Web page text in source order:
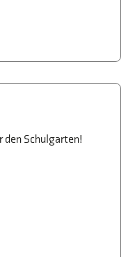
den Schulgarten!